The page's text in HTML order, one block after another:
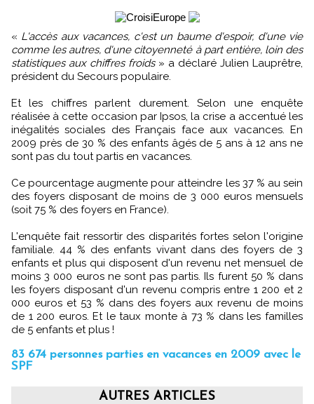
« L'accès aux vacances, c'est un baume d'espoir, d'une vie
comme les autres, d'une citoyenneté à part entière, loin des
statistiques aux chiffres froids» a déclaré Julien Lauprêtre,
président du Secours populaire.
Et les chiffres parlent durement. Selon une enquête
réalisée à cette occasion par Ipsos, la crise a accentué les
inégalités sociales des Français face aux vacances. En
2009 près de 30 % des enfants âgés de 5 ans à 12 ans ne
sont pas du tout partis en vacances.
Ce pourcentage augmente pour atteindre les 37 % au sein
des foyers disposant de moins de 3 000 euros mensuels
(soit 75 % des foyers en France).
L'enquête fait ressortir des disparités fortes selon l'origine
familiale. 44 % des enfants vivant dans des foyers de 3
enfants et plus qui disposent d'un revenu net mensuel de
moins 3 000 euros ne sont pas partis. Ils furent 50 % dans
les foyers disposant d'un revenu compris entre 1 200 et 2
000 euros et 53 % dans des foyers aux revenu de moins
de 1 200 euros. Et le taux monte à 73 % dans les familles
de 5 enfants et plus !
83 674 personnes parties en vacances en 2009 avec le
SPF
AUTRES ARTICLES